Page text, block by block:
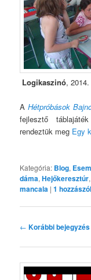
Logikaszinó,
AHétpróbások
fejlesztő
rendeztük meg Egy
Kategória: Blog,
dáma,Hejőkeresztúr
mancala |1
Bejegyzés
← Korábbi bejegyzés